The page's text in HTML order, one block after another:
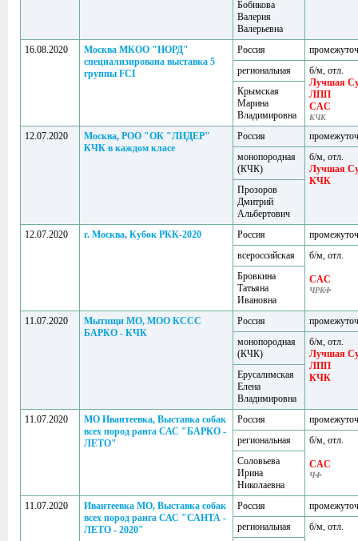
Бобикова
Валерия
Валерьевна
16.08.2020
Москва МКОО "НОРД"
специализирована выставка 5
группы FCI
Россия
региональная
б/м, отл.
Лучшая
ЛПП
CAC
КЧК
Крымская
Марина
Владимировна
12.07.2020
Москва, РОО "ОК "ЛИДЕР"
КЧК в каждом класе
Россия
монопородная
(КЧК)
б/м, отл.
Лучшая
КЧК
Прозоров
Дмитрий
Альбертович
12.07.2020
г. Москва, Кубок РКК-2020 Россия
всероссийская
б/м, отл.
CAC
ЧРКФ
Бровкина
Татьяна
Ивановна
11.07.2020
Мытищи МО, МОО КССС
БАРКО - КЧК
Россия
монопородная
(КЧК)
б/м, отл.
Лучшая
ЛПП
КЧК
Ерусалимская
Елена
Владимировна
11.07.2020
МО Ивантеевка, Выставка собак
всех пород ранга САС "БАРКО -
ЛЕТО"
Россия
региональная
б/м, отл.
CAC
ЧФ
Соловьева
Ирина
Николаевна
11.07.2020
Ивантеевка МО, Выставка собак
всех пород ранга САС "САНТА -
ЛЕТО - 2020"
Россия
региональная
б/м, отл.